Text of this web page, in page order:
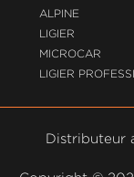
ALPINE
LIGIER
MICROCAR
LIGIER
Distributeur